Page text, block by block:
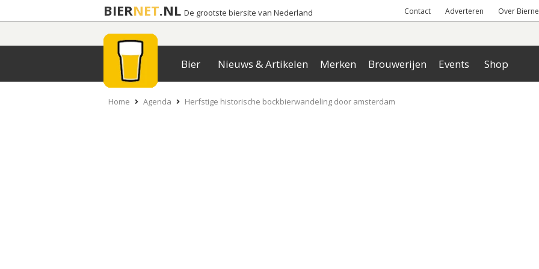
BIERNET.NL De grootste biersite van Nederland Contact Adverteren Over
Bier Nieuws & Artikelen Merken Brouwerijen Events Shop
Home Agenda Herfstige historische bockbierwandeling door amsterdam